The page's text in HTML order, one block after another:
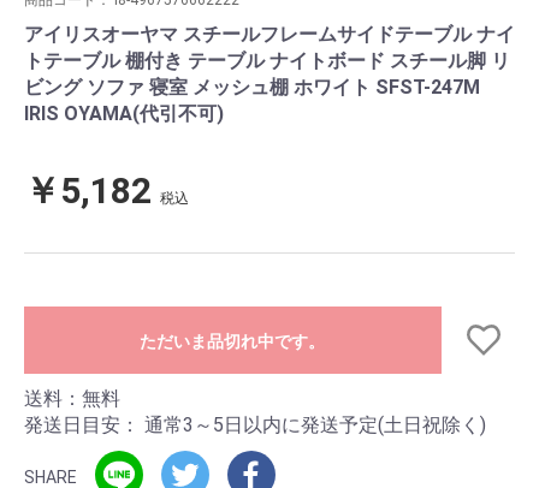
アイリスオーヤマ スチールフレームサイドテーブル ナイ
トテーブル 棚付き テーブル ナイトボード スチール脚 リ
ビング ソファ 寝室 メッシュ棚 ホワイト SFST-247M
IRIS OYAMA(代引不可)
￥5,182 税込
ただいま品切れ中です。
送料：無料
発送日目安： 通常3～5日以内に発送予定(土日祝除く)
SHARE